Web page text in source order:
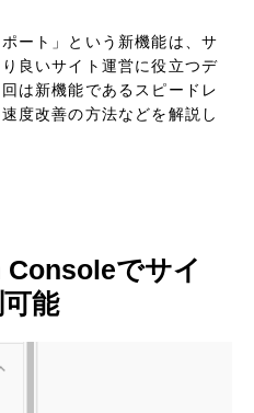
ート」という新機能は、サ
良いサイト運営に役立つデ
は新機能であるスピードレ
度改善の方法などを解説し
でサイ
能